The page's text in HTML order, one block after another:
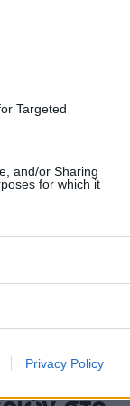
Targeted
and/or Sharing
for which it
Privacy Policy
επιθυμούν να
ζωή μου - Έχω
σε αιτήματα
απλών